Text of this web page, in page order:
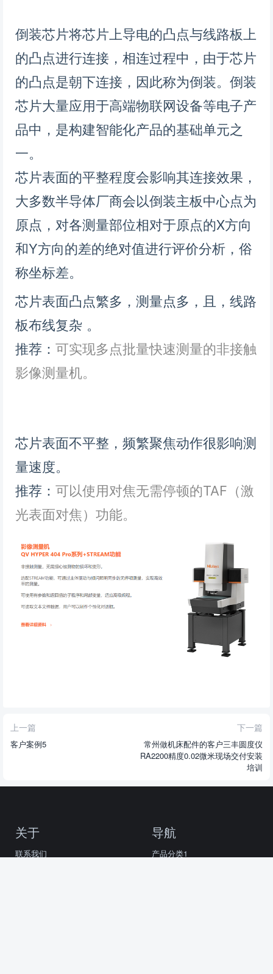
倒装芯片将芯片上导电的凸点与线路板上
的凸点进行连接，相连过程中，由于芯片
的凸点是朝下连接，因此称为倒装。倒装
芯片大量应用于高端物联网设备等电子产
品中，是构建智能化产品的基础单元之
一。
芯片表面的平整程度会影响其连接效果，
大多数半导体厂商会以倒装主板中心点为
原点，对各测量部位相对于原点的X方向
和Y方向的差的绝对值进行评价分析，俗
称坐标差。
芯片表面凸点繁多，测量点多，且，线路
板布线复杂 。
推荐： 可实现多点批量快速测量的非接触
影像测量机。
芯片表面不平整，频繁聚焦动作很影响测
量速度。
推荐： 可以使用对焦无需停顿的TAF（激
光表面对焦）功能。
上一篇
客户案例5
下一篇
常州做机床配件的客户三丰圆度仪
RA2200精度0.02微米现场交付安装
培训
关于
联系我们
导航
产品分类1